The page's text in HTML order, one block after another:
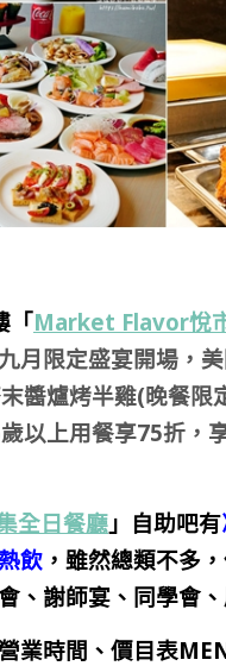
「Market Flavor悅
月限定盛宴開場，
醬爐烤半雞(晚餐
以上用餐享75折，
全日餐廳 」 自助吧有
飲 ，雖然總類不多
、謝師宴、同學會、
業時間、價目表